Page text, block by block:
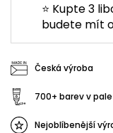
⭐ Kupte 3
budete mít
Česká výroba
700+ barev v
Nejoblíbenější